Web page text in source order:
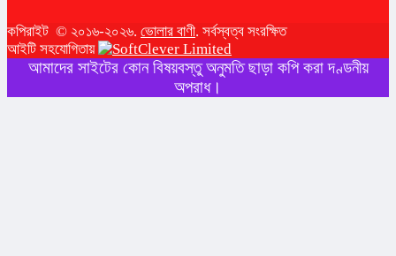
কপিরাইট © ২০১৬-২০২৬. ভোলার বাণী. সর্বস্বত্ব সংরক্ষিত
আইটি সহযোগিতায়
আমাদের সাইটের কোন বিষয়বস্তু অনুমতি ছাড়া কপি করা দণ্ডনীয়
অপরাধ।